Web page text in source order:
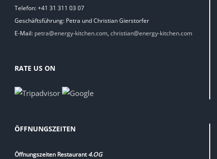
Telefon: +41 31 311 03 07
Geschäftsführung: Petra und Christian Gierstorfer
E-Mail: petra@energy-kitchen.com, christian@energy-kitchen.com
RATE US ON
ÖFFNUNGSZEITEN
Öffnungszeiten Restaurant4.OG